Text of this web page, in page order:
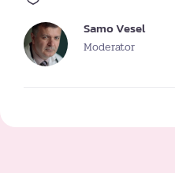
Samo Vesel
Moderator